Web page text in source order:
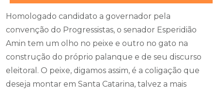
Homologado candidato a governador pela
convenção do Progressistas, o senador Esperidião
Amin tem um olho no peixe e outro no gato na
construção do próprio palanque e de seu discurso
eleitoral. O peixe, digamos assim, é a coligação que
deseja montar em Santa Catarina, talvez a mais